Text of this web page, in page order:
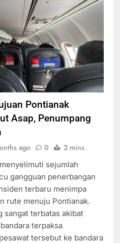
Pontianak
Asap, Penumpang
ago 0 2 mins
sejumlah
gangguan penerbangan
terbaru menimpa
rute menuju Pontianak.
sangat terbatas akibat
terpaksa
tersebut ke bandara